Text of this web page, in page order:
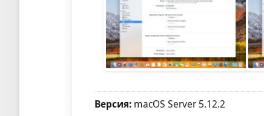
Версия: macOS Server 5.12.2